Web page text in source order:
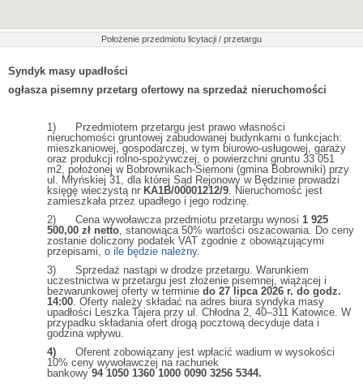
Położenie przedmiotu licytacji / przetargu
Syndyk masy upadłości
ogłasza pisemny przetarg ofertowy na sprzedaż nieruchomości
1) Przedmiotem przetargu jest prawo własności
nieruchomości gruntowej zabudowanej budynkami o funkcjach:
mieszkaniowej, gospodarczej, w tym biurowo-usługowej, garaży
oraz produkcji rolno-spożywczej, o powierzchni gruntu 33 051
m2, położonej w Bobrownikach-Siemoni (gmina Bobrowniki) przy
ul. Młyńskiej 31, dla której Sąd Rejonowy w Będzinie prowadzi
księgę wieczystą nr KA1B/00001212/9 . Nieruchomość jest
zamieszkała przez upadłego i jego rodzinę.
2) Cena wywoławcza przedmiotu przetargu wynosi 1 925
500,00 zł netto , stanowiąca 50% wartości oszacowania. Do ceny
zostanie doliczony podatek VAT zgodnie z obowiązującymi
przepisami , o ile będzie należny.
3) Sprzedaż nastąpi w drodze przetargu. Warunkiem
uczestnictwa w przetargu jest złożenie pisemnej, wiążącej i
bezwarunkowej oferty w terminie do 27 lipca 2026 r. do godz.
14:00 . Oferty należy składać na adres biura syndyka masy
upadłości Leszka Tajera przy ul. Chłodna 2, 40–311 Katowice. W
przypadku składania ofert drogą pocztową decyduje data i
godzina wpływu.
4) Oferent zobowiązany jest wpłacić wadium w wysokości
10% ceny wywoławczej na rachunek
bankowy 94 1050 1360 1000 0090 3256 5344.